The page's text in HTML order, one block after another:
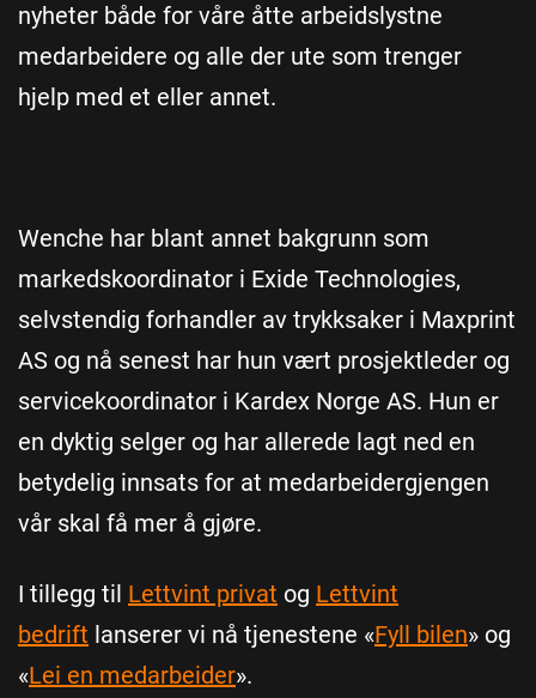
nyheter både for våre åtte arbeidslystne
medarbeidere og alle der ute som trenger
hjelp med et eller annet.
Wenche har blant annet bakgrunn som
markedskoordinator i Exide Technologies,
selvstendig forhandler av trykksaker i Maxprint
AS og nå senest har hun vært prosjektleder og
servicekoordinator i Kardex Norge AS. Hun er
en dyktig selger og har allerede lagt ned en
betydelig innsats for at medarbeidergjengen
vår skal få mer å gjøre.
I tillegg til Lettvint privat og Lettvint
bedrift lanserer vi nå tjenestene «Fyll bilen» og
«Lei en medarbeider».